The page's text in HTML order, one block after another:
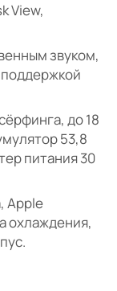
View,
звуком,
до 18
53,8
питания 30
Apple
охлаждения,